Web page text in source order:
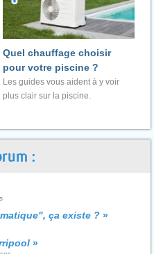
Quel chauffage choisir
pour votre piscine ?
Les guides vous aident à y voir
plus clair sur la piscine.
:
ça existe ? »
»